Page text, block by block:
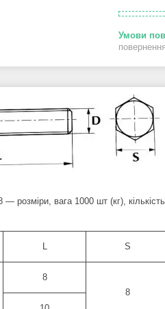
розміри, вага 1000 шт (кг),
S
8
8